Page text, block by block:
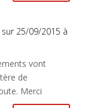
sur 25/09/2015 à
vont
de
Merci